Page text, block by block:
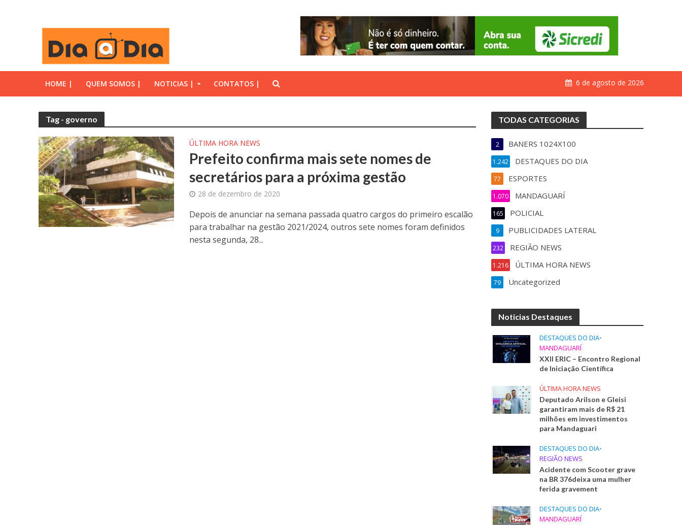
HOME | QUEM SOMOS | NOTICIAS | CONTATOS | 6 de agosto de 2026
Tag - governo
ÚLTIMA HORA NEWS
Prefeito confirma mais sete nomes de
secretários para a próxima gestão
28 de dezembro de 2020
Depois de anunciar na semana passada quatro cargos do primeiro escalão
para trabalhar na gestão 2021/2024, outros sete nomes foram definidos
nesta segunda, 28...
TODAS CATEGORIAS
BANERS 1024X100
2
DESTAQUES DO DIA
1.242
ESPORTES
77
MANDAGUARÍ
1.070
POLICIAL
165
PUBLICIDADES LATERAL
9
REGIÃO NEWS
232
ÚLTIMA HORA NEWS
1.216
Uncategorized
79
Noticias Destaques
DESTAQUES DO DIA•
MANDAGUARÍ
XXII ERIC – Encontro Regional
de Iniciação Científica
ÚLTIMA HORA NEWS
Deputado Arilson e Gleisi
garantiram mais de R$ 21
milhões em investimentos
para Mandaguari
DESTAQUES DO DIA•
REGIÃO NEWS
Acidente com Scooter grave
na BR 376deixa uma mulher
ferida gravement
DESTAQUES DO DIA•
MANDAGUARÍ